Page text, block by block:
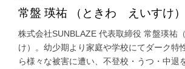
常盤 瑛祐 （ときわ えいすけ）
株式会社SUNBLAZE 代表取締役 常盤瑛祐
け）。幼少期より家庭や学校にてダーク特
ら様々な被害に遭い、不登校・うつ・中退